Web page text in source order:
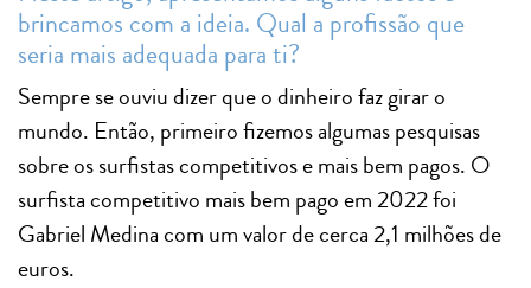
brincamos com a ideia. Qual a profissão que
seria mais adequada para ti?
Sempre se ouviu dizer que o dinheiro faz girar o
mundo. Então, primeiro fizemos algumas pesquisas
sobre os surfistas competitivos e mais bem pagos. O
surfista competitivo mais bem pago em 2022 foi
Gabriel Medina com um valor de cerca 2,1 milhões de
euros.